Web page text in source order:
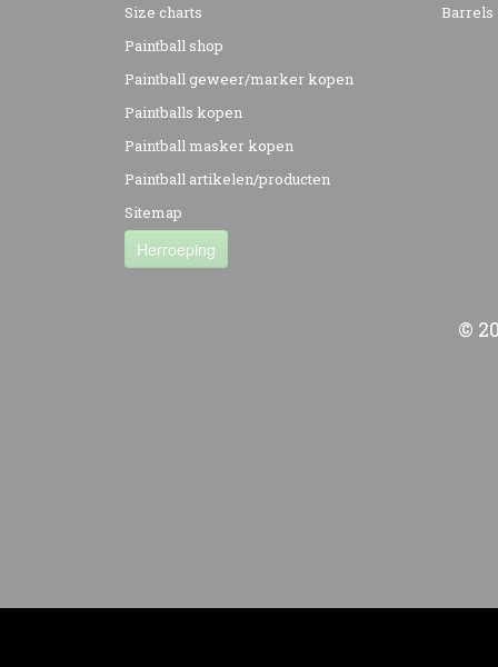
Size charts
Paintball shop
Paintball geweer/marker kopen
Paintballs kopen
Paintball masker kopen
Paintball artikelen/producten
Sitemap
Herroeping
Barrels
©